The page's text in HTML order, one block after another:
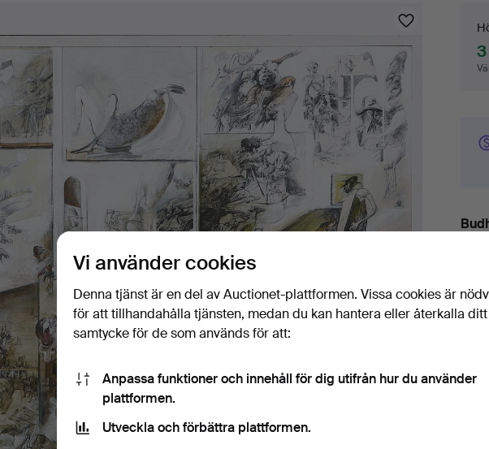
3
Vi använder cookies
Denna tjänst är en del av Auctionet-plattformen. Vissa cookies är
för att tillhandahålla tjänsten, medan du kan hantera eller återkalla ditt
samtycke för de som används för att:
Anpassa funktioner och innehåll för dig utifrån hur du använder
plattformen.
Utveckla och förbättra plattformen.